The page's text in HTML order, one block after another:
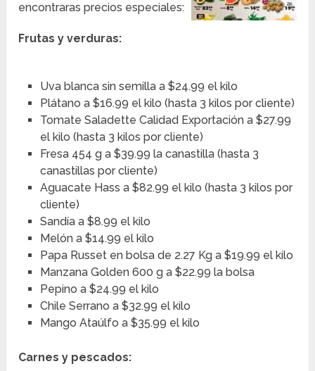
encontraras precios especiales:
Frutas y verduras:
Uva blanca sin semilla a $24.99 el kilo
Plátano a $16.99 el kilo (hasta 3 kilos por cliente)
Tomate Saladette Calidad Exportación a $27.99
el kilo (hasta 3 kilos por cliente)
Fresa 454 g a $39.99 la canastilla (hasta 3
canastillas por cliente)
Aguacate Hass a $82.99 el kilo (hasta 3 kilos por
cliente)
Sandía a $8.99 el kilo
Melón a $14.99 el kilo
Papa Russet en bolsa de 2.27 Kg a $19.99 el kilo
Manzana Golden 600 g a $22.99 la bolsa
Pepino a $24.99 el kilo
Chile Serrano a $32.99 el kilo
Mango Ataúlfo a $35.99 el kilo
Carnes y pescados: